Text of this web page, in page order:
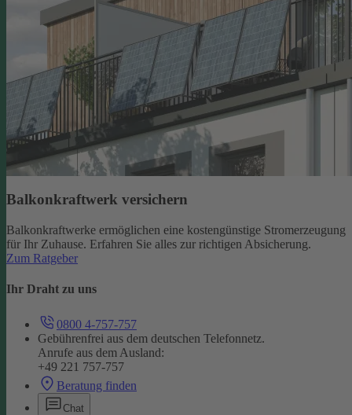
Balkonkraftwerk versichern
Balkonkraftwerke ermöglichen eine kostengünstige Stromerzeugung
für Ihr Zuhause. Erfahren Sie alles zur richtigen Absicherung.
Zum Ratgeber
Ihr Draht zu uns
0800 4-757-757
Gebührenfrei aus dem deutschen Telefonnetz.
Anrufe aus dem Ausland:
+49 221 757-757
Beratung finden
Chat